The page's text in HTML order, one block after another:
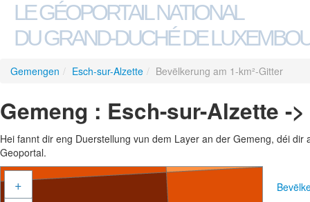
LE GÉOPORTAIL NATIONAL
DU GRAND-DUCHÉ DE
Gemengen / Esch-sur-Alzette / Bevëlkerung am 1-km²-Gitter
Gemeng : Esch-sur-Alzette -
Hei fannt dir eng Duerstellung vun dem Layer an der Gemeng, déi
Geoportal.
+